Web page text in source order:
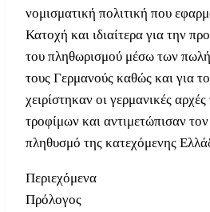
νομισματική πολιτική που
Κατοχή και ιδιαίτερα για την
του πληθωρισμού μέσω των
τους Γερμανούς καθώς και για
χειρίστηκαν οι γερμανικές
τροφίμων και αντιμετώπισαν
πληθυσμό της κατεχόμενης
Περιεχόμενα
Πρόλογος